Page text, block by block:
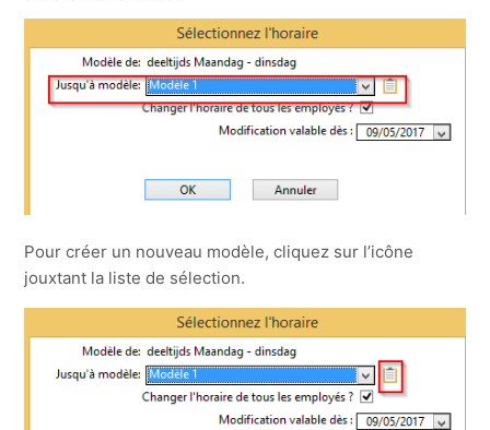
Pour créer un nouveau modèle, cliquez sur l’icône
jouxtant la liste de sélection.